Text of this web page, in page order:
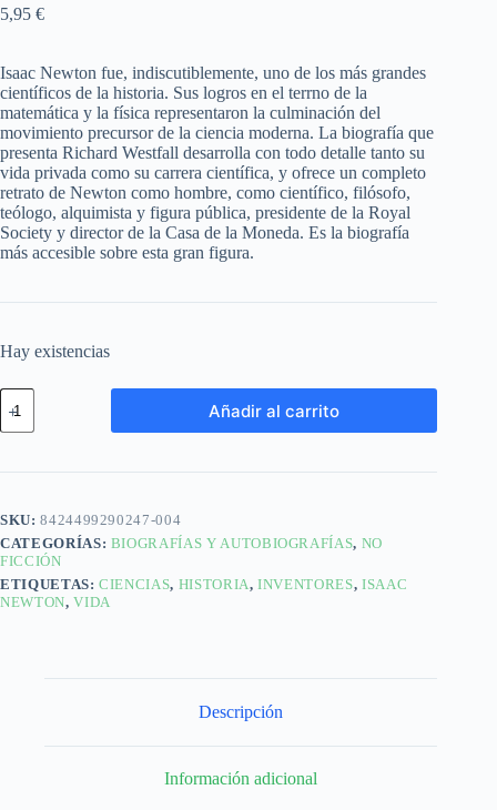
5,95 €
Isaac Newton fue, indiscutiblemente, uno de los más grandes
científicos de la historia. Sus logros en el terrno de la
matemática y la física representaron la culminación del
movimiento precursor de la ciencia moderna. La biografía que
presenta Richard Westfall desarrolla con todo detalle tanto su
vida privada como su carrera científica, y ofrece un completo
retrato de Newton como hombre, como científico, filósofo,
teólogo, alquimista y figura pública, presidente de la Royal
Society y director de la Casa de la Moneda. Es la biografía
más accesible sobre esta gran figura.
Hay existencias
Añadir al carrito
SKU:8424499290247-004
CATEGORÍAS: BIOGRAFÍAS Y AUTOBIOGRAFÍAS, NO
FICCIÓN
ETIQUETAS:CIENCIAS, HISTORIA,INVENTORES, ISAAC
NEWTON,VIDA
Descripción
Información adicional